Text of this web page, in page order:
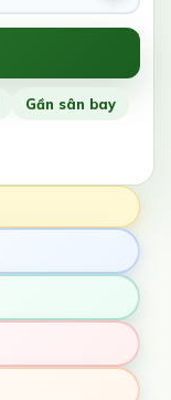
Gần sân bay